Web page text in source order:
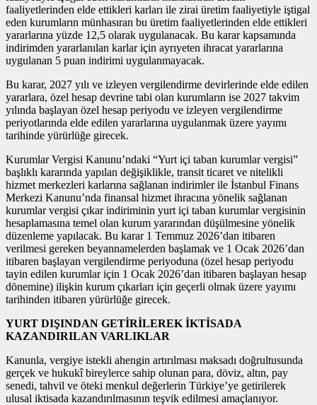
faaliyetlerinden elde ettikleri karları ile zirai üretim faaliyetiyle iştigal
eden kurumların münhasıran bu üretim faaliyetlerinden elde ettikleri
yararlarına yüzde 12,5 olarak uygulanacak. Bu karar kapsamında
indirimden yararlanılan karlar için ayrıyeten ihracat yararlarına
uygulanan 5 puan indirimi uygulanmayacak.
Bu karar, 2027 yılı ve izleyen vergilendirme devirlerinde elde edilen
yararlara, özel hesap devrine tabi olan kurumların ise 2027 takvim
yılında başlayan özel hesap periyodu ve izleyen vergilendirme
periyotlarında elde edilen yararlarına uygulanmak üzere yayımı
tarihinde yürürlüğe girecek.
Kurumlar Vergisi Kanunu’ndaki “Yurt içi taban kurumlar vergisi”
başlıklı kararında yapılan değişiklikle, transit ticaret ve nitelikli
hizmet merkezleri karlarına sağlanan indirimler ile İstanbul Finans
Merkezi Kanunu’nda finansal hizmet ihracına yönelik sağlanan
kurumlar vergisi çıkar indiriminin yurt içi taban kurumlar vergisinin
hesaplamasına temel olan kurum yararından düşülmesine yönelik
düzenleme yapılacak. Bu karar 1 Temmuz 2026’dan itibaren
verilmesi gereken beyannamelerden başlamak ve 1 Ocak 2026’dan
itibaren başlayan vergilendirme periyoduna (özel hesap periyodu
tayin edilen kurumlar için 1 Ocak 2026’dan itibaren başlayan hesap
dönemine) ilişkin kurum çıkarları için geçerli olmak üzere yayımı
tarihinden itibaren yürürlüğe girecek.
YURT DIŞINDAN GETİRİLEREK İKTİSADA
KAZANDIRILAN VARLIKLAR
Kanunla, vergiye istekli ahengin artırılması maksadı doğrultusunda
gerçek ve hukukî bireylerce sahip olunan para, döviz, altın, pay
senedi, tahvil ve öteki menkul değerlerin Türkiye’ye getirilerek
ulusal iktisada kazandırılmasının teşvik edilmesi amaçlanıyor.